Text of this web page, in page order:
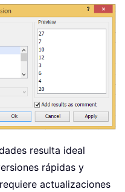
resulta ideal
rápidas y
actualizaciones